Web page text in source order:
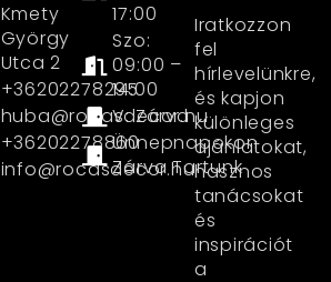
Kmety
György
Utca 2
+36202278295
huba@rocasdecor.hu
+36202278860
info@rocasdecor.hu
17:00
Szo:
09:00 –
14:00
V: Zárva
Ünnepnapokon
Zárva Tartunk
Iratkozzon
fel
hírlevelünkre,
és kapjon
különleges
ajánlatokat,
hasznos
tanácsokat
és
inspirációt
a